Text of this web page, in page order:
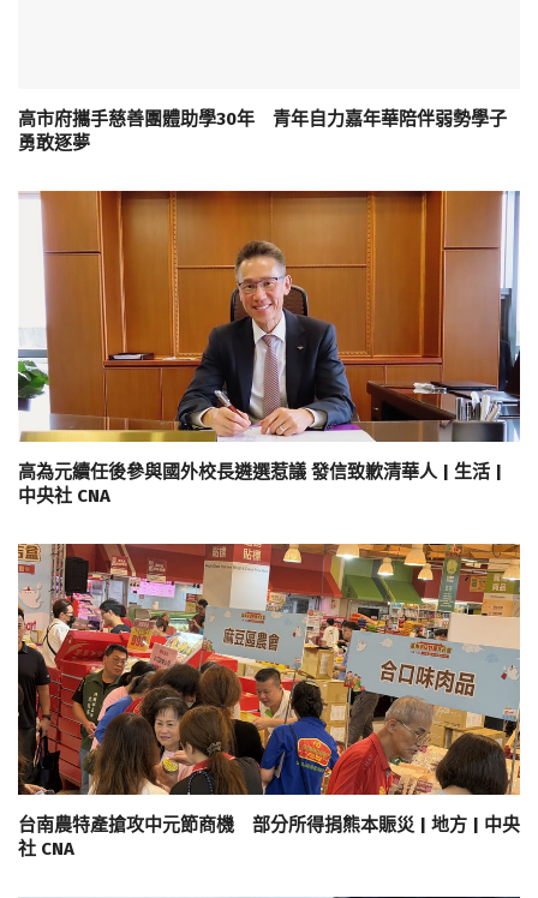
高市府攜手慈善團體助學30年 青年自力嘉年華陪伴弱勢學子
勇敢逐夢
高為元續任後參與國外校長遴選惹議 發信致歉清華人 | 生活 |
中央社 CNA
台南農特產搶攻中元節商機 部分所得捐熊本賑災 | 地方 | 中央
社 CNA